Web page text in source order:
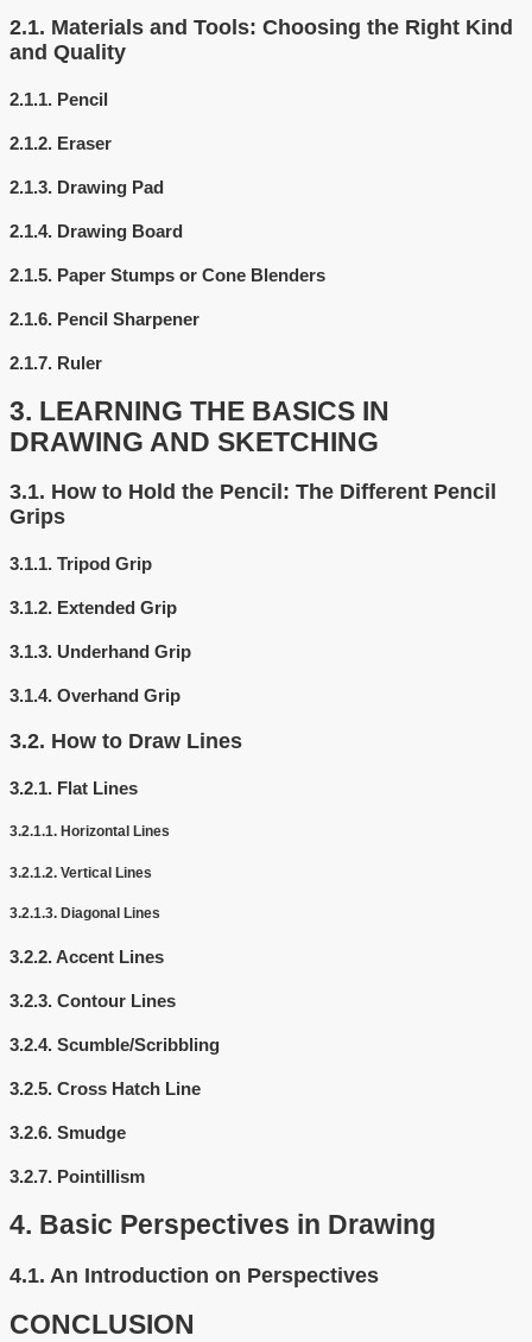
2.1. Materials and Tools: Choosing the Right Kind
and Quality
2.1.1. Pencil
2.1.2. Eraser
2.1.3. Drawing Pad
2.1.4. Drawing Board
2.1.5. Paper Stumps or Cone Blenders
2.1.6. Pencil Sharpener
2.1.7. Ruler
3. LEARNING THE BASICS IN
DRAWING AND SKETCHING
3.1. How to Hold the Pencil: The Different Pencil
Grips
3.1.1. Tripod Grip
3.1.2. Extended Grip
3.1.3. Underhand Grip
3.1.4. Overhand Grip
3.2. How to Draw Lines
3.2.1. Flat Lines
3.2.1.1. Horizontal Lines
3.2.1.2. Vertical Lines
3.2.1.3. Diagonal Lines
3.2.2.Accent Lines
3.2.3. Contour Lines
3.2.4. Scumble/Scribbling
3.2.5. Cross Hatch Line
3.2.6. Smudge
3.2.7. Pointillism
4. Basic Perspectives in Drawing
4.1. An Introduction on Perspectives
CONCLUSION